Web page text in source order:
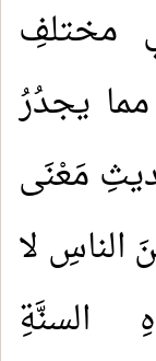
مختلفِ
يجدُرُ
مَعْنَى
الناسِ لا
السنَّةِ